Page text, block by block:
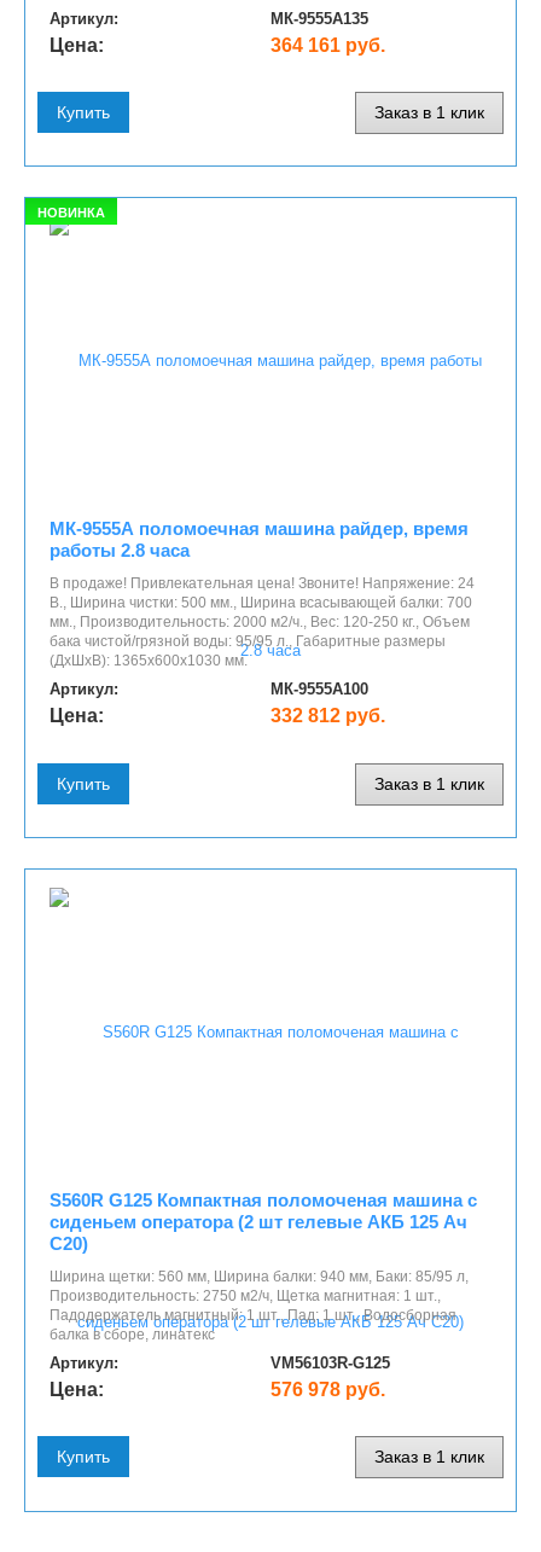
Артикул: МК-9555А135
Цена: 364 161 руб.
Купить Заказ в 1 клик
НОВИНКА
МК-9555А поломоечная машина райдер, время
работы 2.8 часа
В продаже! Привлекательная цена! Звоните! Напряжение: 24
В., Ширина чистки: 500 мм., Ширина всасывающей балки: 700
мм., Производительность: 2000 м2/ч., Вес: 120-250 кг., Объем
бака чистой/грязной воды: 95/95 л., Габаритные размеры
(ДхШхВ): 1365х600х1030 мм.
Артикул: МК-9555А100
Цена: 332 812 руб.
Купить Заказ в 1 клик
S560R G125 Компактная поломоченая машина с
сиденьем оператора (2 шт гелевые АКБ 125 Ач
С20)
Ширина щетки: 560 мм, Ширина балки: 940 мм, Баки: 85/95 л,
Производительность: 2750 м2/ч, Щетка магнитная: 1 шт.,
Падодержатель магнитный: 1 шт., Пад: 1 шт., Водосборная
балка в сборе, линатекс
Артикул: VM56103R-G125
Цена: 576 978 руб.
Купить Заказ в 1 клик